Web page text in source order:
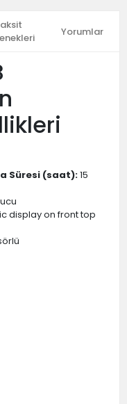
Yorumlar
Süresi (saat):15
display on front top